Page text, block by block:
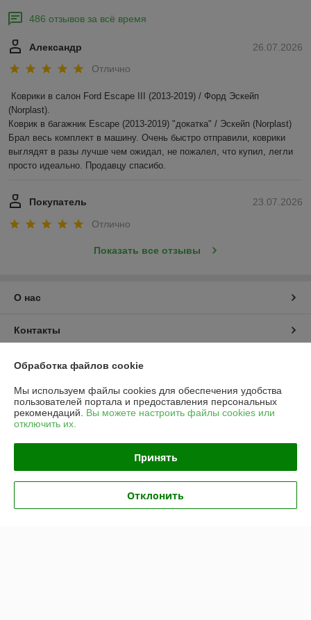
486 отзывов за всё время
26.07.2026
Александр
Отлично
Коврики в салон Ford Escape III (2013-2019) / Форд Эскейп
(Norplast).
Коврик в багажник Escape (2013-2019) "докатка" / Эскейп (Norplast)
Брал весь комплект в машину. Очень быстро отправили, коврики
выглядят в разы лучше чем ожидал, не пожалел, что купил, легли
просто идеально. Продавцу спасибо.
23.07.2026
Покупатель
Отлично
Показать все отзывы
О нас
Контакты
Доставка и оплата
График работы
Полная версия сайта
Политика обработки cookies
Сайт создан на платформе Deal.by
Обработка файлов cookie
Мы используем файлы cookies для обеспечения удобства
пользователей портала и предоставления персональных
рекомендаций. Вы можете настроить файлы cookies или
отключить их.
Принять
Отклонить